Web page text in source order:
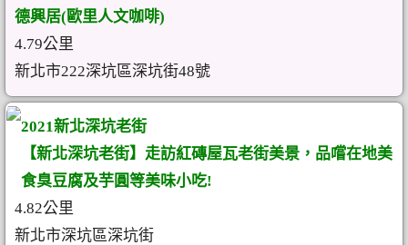
德興居(歐里人文咖啡)
4.79公里
新北市222深坑區深坑街48號
2021新北深坑老街
【新北深坑老街】走訪紅磚屋瓦老街美景，品嚐在地美
食臭豆腐及芋圓等美味小吃!
4.82公里
新北市深坑區深坑街